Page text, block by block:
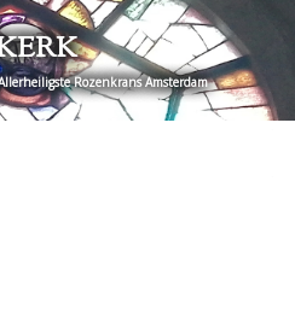
Rozenkrans Amsterdam